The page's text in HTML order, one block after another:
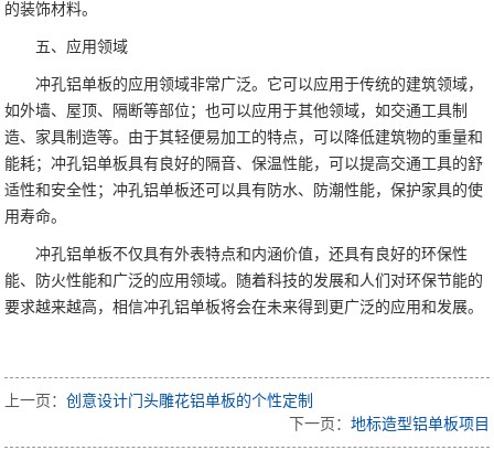
的装饰材料。
五、应用领域
冲孔铝单板的应用领域非常广泛。它可以应用于传统的建筑领域，
如外墙、屋顶、隔断等部位；也可以应用于其他领域，如交通工具制
造、家具制造等。由于其轻便易加工的特点，可以降低建筑物的重量和
能耗；冲孔铝单板具有良好的隔音、保温性能，可以提高交通工具的舒
适性和安全性；冲孔铝单板还可以具有防水、防潮性能，保护家具的使
用寿命。
冲孔铝单板不仅具有外表特点和内涵价值，还具有良好的环保性
能、防火性能和广泛的应用领域。随着科技的发展和人们对环保节能的
要求越来越高，相信冲孔铝单板将会在未来得到更广泛的应用和发展。
上一页：创意设计门头雕花铝单板的个性定制
下一页： 地标造型铝单板项目